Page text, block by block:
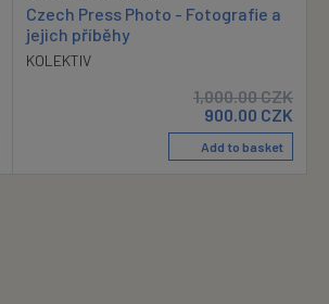
Czech Press Photo - Fotografie a
jejich příběhy
KOLEKTIV
1,000.00CZK
900.00 CZK
Add to basket